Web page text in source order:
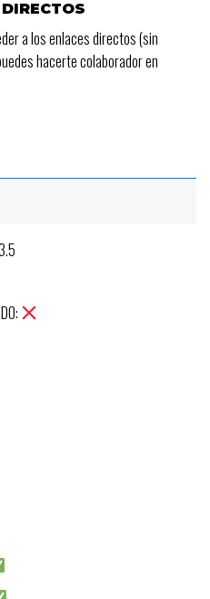
a los enlaces directos (sin
hacerte colaborador en